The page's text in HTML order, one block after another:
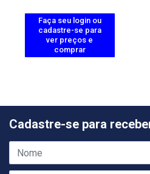
Faça seu login ou
cadastre-se para
ver preços e
comprar
Cadastre-se para